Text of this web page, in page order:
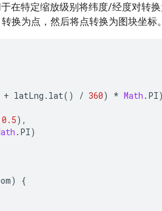
在特定缩放级别将纬度/经度对转
转换为点，然后将点转换为图块坐标。
+ latLng . lat() / 360) * Math . PI
0.5),
. PI)
)
{